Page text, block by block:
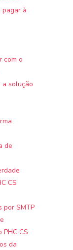
pagar à
com o
a solução
de
CS
por SMTP
CS
da